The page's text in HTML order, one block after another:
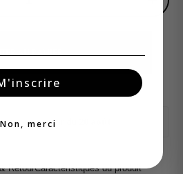
AU PANIER
vous à partir du
RetourCaractéristiques du produit
Non, merci